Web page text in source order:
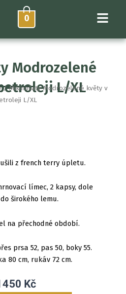
0
Modrozelené
L/XL
/ Mikinošaty Modrozelené květy v
L/XL
z french terry úpletu.
límec, 2 kapsy, dole
širokého lemu.
na přechodné období.
prsa 52, pas 50, boky 55.
80 cm, rukáv 72 cm.
Kč